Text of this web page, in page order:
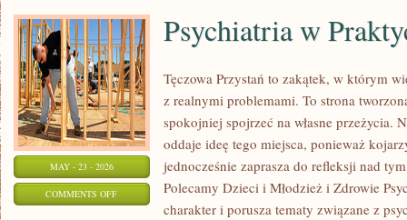
MAY - 23 - 2026
COMMENTS OFFON
PSYCHIATRIA
Psychiatria w
Tęczowa Przystań to zakątek, w którym
z realnymi problemami. To strona
spokojniej spojrzeć na własne przeżycia.
oddaje ideę tego miejsca, ponieważ
jednocześnie zaprasza do refleksji nad
Polecamy Dzieci i Młodzież i Zdrowie
charakter i porusza tematy związane z